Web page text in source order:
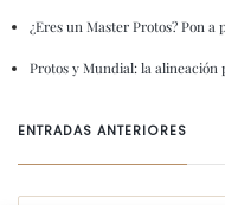
¿Eres un Master Protos? Pon
Protos y Mundial: la alineación
ENTRADAS ANTERIORES